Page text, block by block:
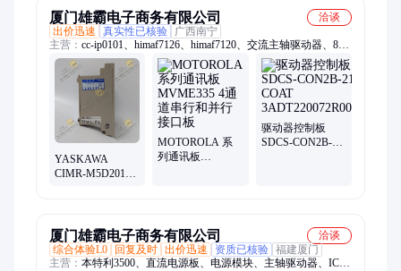
厦门雄霸电子商务有限公司
洽谈
出价迅速
真实性已核验
广西南宁
主营： cc-ip0101、himaf7126、himaf7120、交流主轴驱动器、8c-
tpox01、himaf3406、abbci854a、a-b模块、himaf3315、
himaf3313、8c-taix51、himaf3311、himaf4301、bmxfca150、
rly305h00、tb521-eth、rly305h07、abbpp865a、电脑板、cc-
tdil01、7do138.70、8c-tdil51、6210024rc、输出模、abb35ae92、
tricoinex
YASKAWA
CIMR-M5D2018
MOTOROLA 系
列通讯板
驱动器控制板
SDCS-CON2B-21-
厦门雄霸电子商务有限公司
洽谈
综合体验L0
回复及时 出价迅速 资质已核验 福建厦门
主营： 本特利3500、直流电源板、电源模块、主轴驱动器、ICS